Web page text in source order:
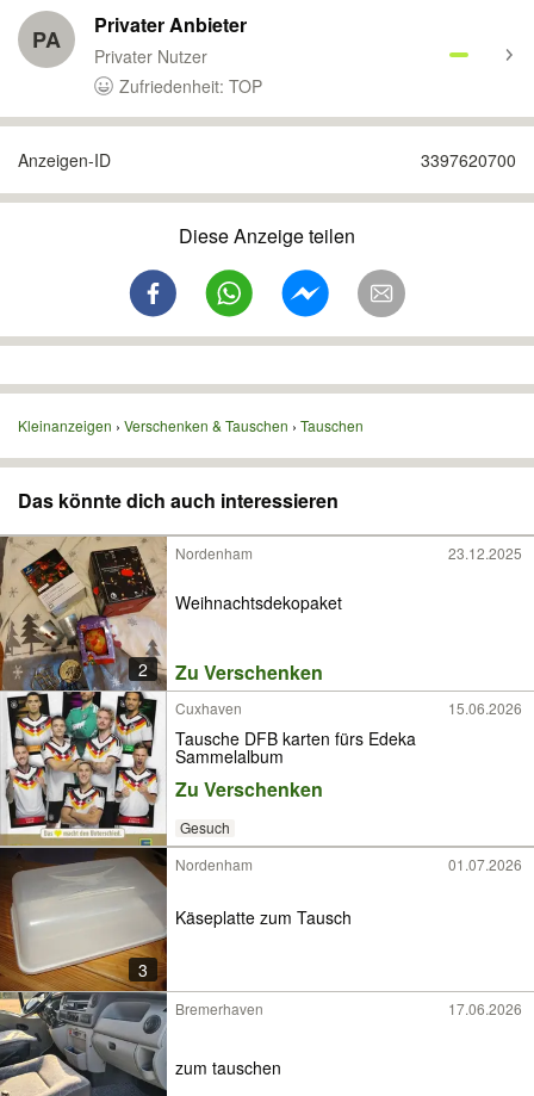
PA Privater Anbieter
Privater Nutzer
Zufriedenheit: TOP
Anzeigen-ID 3397620700
Diese Anzeige teilen
Kleinanzeigen Verschenken & Tauschen Tauschen
Das könnte dich auch interessieren
2
Nordenham 23.12.2025
Weihnachtsdekopaket
Zu Verschenken
Cuxhaven 15.06.2026
Tausche DFB karten fürs Edeka
Sammelalbum
Zu Verschenken
Gesuch
3
Nordenham 01.07.2026
Käseplatte zum Tausch
Bremerhaven 17.06.2026
zum tauschen